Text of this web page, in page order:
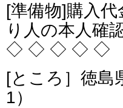
[準備物]購入
り人の本人確
◇ ◇ ◇ ◇ ◇
[ところ］徳島
1）